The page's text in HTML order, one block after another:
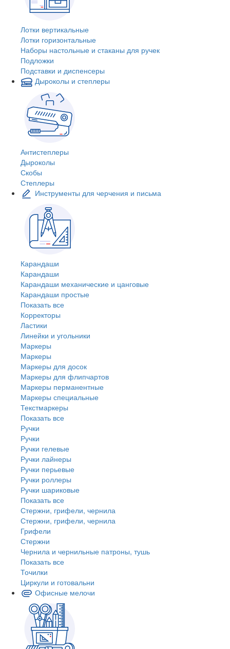
Лотки вертикальные
Лотки горизонтальные
Наборы настольные и стаканы для ручек
Подложки
Подставки и диспенсеры
Дыроколы и степлеры
Антистеплеры
Дыроколы
Скобы
Степлеры
Инструменты для черчения и письма
Карандаши
Карандаши
Карандаши механические и цанговые
Карандаши простые
Показать все
Корректоры
Ластики
Линейки и угольники
Маркеры
Маркеры
Маркеры для досок
Маркеры для флипчартов
Маркеры перманентные
Маркеры специальные
Текстмаркеры
Показать все
Ручки
Ручки
Ручки гелевые
Ручки лайнеры
Ручки перьевые
Ручки роллеры
Ручки шариковые
Показать все
Стержни, грифели, чернила
Стержни, грифели, чернила
Грифели
Стержни
Чернила и чернильные патроны, тушь
Показать все
Точилки
Циркули и готовальни
Офисные мелочи